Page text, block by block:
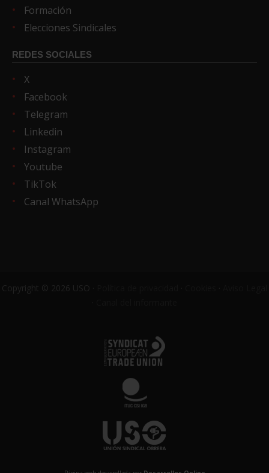
Formación
Elecciones Sindicales
REDES SOCIALES
X
Facebook
Telegram
Linkedin
Instagram
Youtube
TikTok
Canal WhatsApp
Copyright © 2026 USO ·